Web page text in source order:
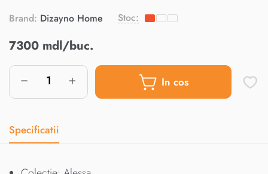
Brand: Dizayno Home Stoc:
7300 mdl/buc.
In cos
Specificatii